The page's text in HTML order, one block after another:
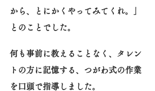
から、とにかくやってみてくれ。」
とのことでした。
何も事前に教えることなく、タレン
トの方に記憶する、つがわ式の作業
を口頭で指導しました。